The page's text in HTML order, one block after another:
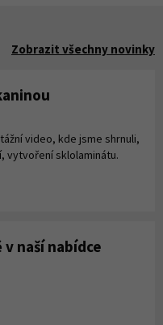
Zobrazit všechny novinky
video, kde jsme shrnuli,
vytvoření sklolaminátu.
naší nabídce